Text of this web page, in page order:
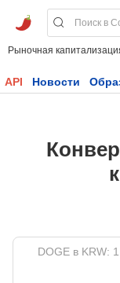
Рыночная
API Новости
DOGE в KRW: